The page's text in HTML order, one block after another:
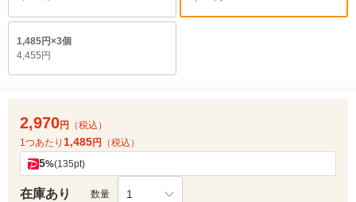
1,485円×3個
4,455円
2,970円
（税込）
1つあたり 1,485円 （税込）
5%(135pt)
在庫あり 数量 1